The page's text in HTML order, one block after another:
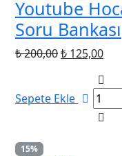
Youtube
Soru Bankası
₺200,00Orijinal
₺ 200,00.
₺ 125,00Şu
Sepete Ekle
15%